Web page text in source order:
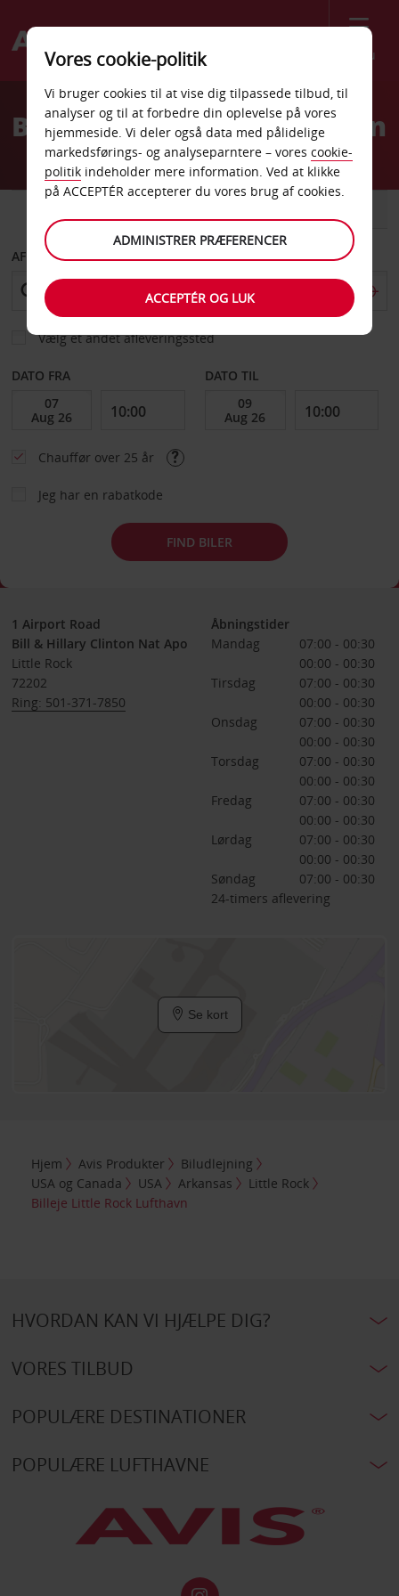
Menu
Welcome
AvisBilleje Little Rock Lufthavn
AFHENT FRA
Vælg et andet afleveringssted
DATO FRA DATO TIL
Chauffør over 25 år
Jeg har en rabatkode
FIND BILER
1 Airport Road
Bill & Hillary Clinton Nat Apo
Little Rock
72202
Ring: 501-371-7850
Åbningstider
Mandag
07:00 - 00:30
00:00 - 00:30
Tirsdag
07:00 - 00:30
00:00 - 00:30
Onsdag
07:00 - 00:30
00:00 - 00:30
Torsdag
07:00 - 00:30
00:00 - 00:30
Fredag
07:00 - 00:30
00:00 - 00:30
Lørdag
07:00 - 00:30
00:00 - 00:30
Søndag
07:00 - 00:30
24-timers aflevering
Se kort
Hjem Avis Produkter
Biludlejning
USA og Canada
USA Arkansas
Little Rock
Billeje Little Rock Lufthavn
HVORDAN KAN VI HJÆLPE DIG?
VORES TILBUD
POPULÆRE DESTINATIONER
POPULÆRE LUFTHAVNE
Vores cookie-politik
Vi bruger cookies til at vise dig tilpassede tilbud, til
analyser og til at forbedre din oplevelse på vores
hjemmeside. Vi deler også data med pålidelige
markedsførings- og analyseparntere – vores cookie-
politik indeholder mere information. Ved at klikke
på ACCEPTÉR accepterer du vores brug af cookies.
ADMINISTRER PRÆFERENCER
ACCEPTÉR OG LUK